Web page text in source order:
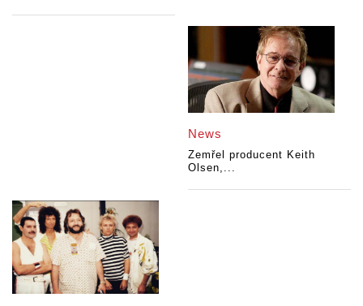
News
Zemřel producent Keith
Olsen,...